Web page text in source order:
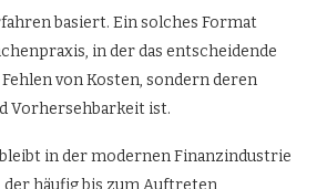
basiert. Ein solches Format
in der das entscheidende
von Kosten, sondern deren
Vorhersehbarkeit ist.
in der modernen Finanzindustrie